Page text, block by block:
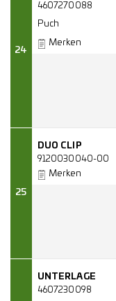
24
4607270088
Puch
Merken
25
DUO CLIP
9120030040-00
Merken
UNTERLAGE
4607230098